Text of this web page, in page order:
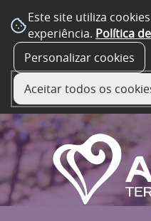
Este site utiliza
experiência. Política
Personalizar cookies
Aceitar todos os